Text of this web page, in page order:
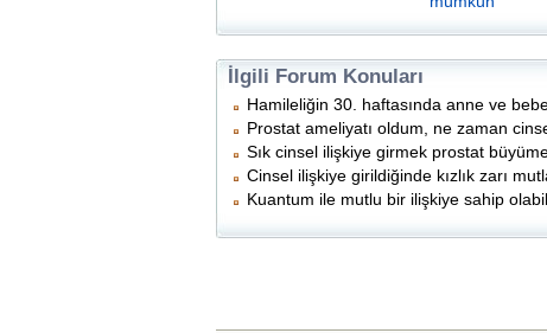
İlgili Forum Konuları
Hamileliğin 30. haftasında anne ve
Prostat ameliyatı oldum, ne zaman
Sık cinsel ilişkiye girmek prostat
Cinsel ilişkiye girildiğinde kızlık zarı
Kuantum ile mutlu bir ilişkiye sahip